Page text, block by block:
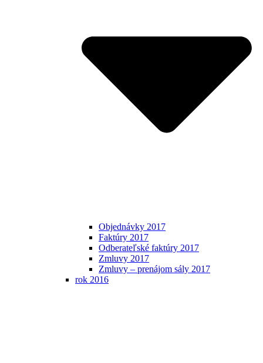
Objednávky 2017
Faktúry 2017
Odberateľské faktúry 2017
Zmluvy 2017
Zmluvy – prenájom sály 2017
rok 2016